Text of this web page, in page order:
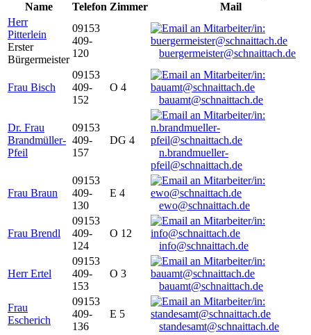
Name
Telefon Zimmer
Mail
Herr
Pitterlein
Erster
Bürgermeister
09153
409-
120
buergermeister@schnaittach.de
Frau Bisch
09153
409-
152
O 4
bauamt@schnaittach.de
Dr. Frau
Brandmüller-
Pfeil
09153
409-
157
DG 4
n.brandmueller-
pfeil@schnaittach.de
Frau Braun
09153
409-
130
E 4
ewo@schnaittach.de
Frau Brendl
09153
409-
124
O 12
info@schnaittach.de
Herr Ertel
09153
409-
153
O 3
bauamt@schnaittach.de
Frau
Escherich
09153
409-
136
E 5
standesamt@schnaittach.de